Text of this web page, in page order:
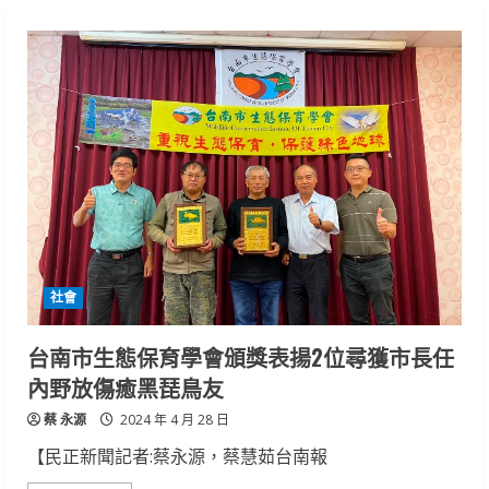
社會
台南市生態保育學會頒獎表揚2位尋獲市長任
內野放傷癒黑琵鳥友
蔡 永源 2024 年 4 月 28 日
【民正新聞記者:蔡永源，蔡慧茹台南報